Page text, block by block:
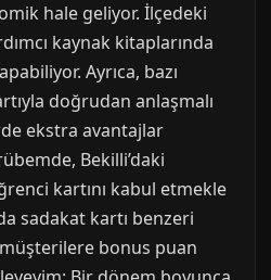
hale geliyor. İlçedeki
kaynak kitaplarında
Ayrıca, bazı
doğrudan anlaşmalı
ekstra avantajlar
Bekilli’daki
kartını kabul etmekle
sadakat kartı benzeri
bonus puan